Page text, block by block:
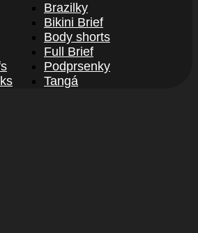
Brazilky
Bikini Brief
Body shorts
Full Brief
Podprsenky
Tangá